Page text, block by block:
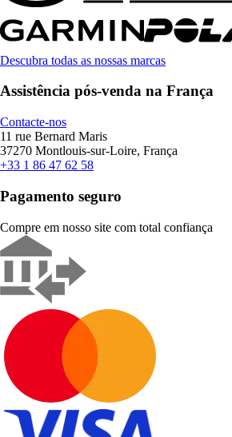
Descubra todas as nossas marcas
Assistência pós-venda na França
Contacte-nos
11 rue Bernard Maris
37270 Montlouis-sur-Loire, França
+33 1 86 47 62 58
Pagamento seguro
Compre em nosso site com total confiança